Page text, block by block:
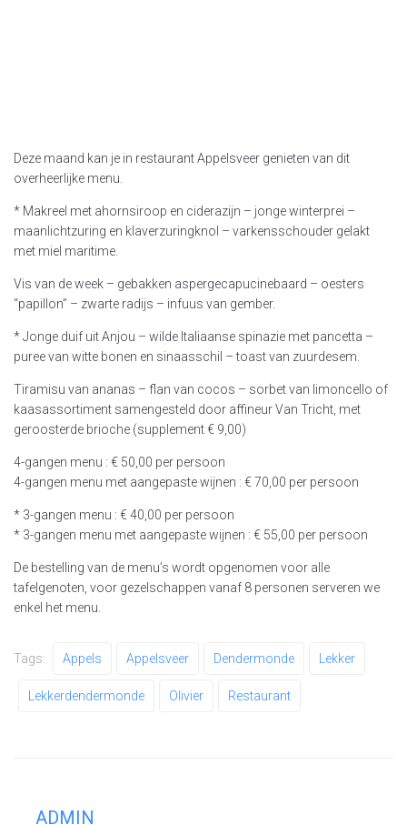
Deze maand kan je in restaurant Appelsveer genieten van dit
overheerlijke menu.
* Makreel met ahornsiroop en ciderazijn – jonge winterprei –
maanlichtzuring en klaverzuringknol – varkensschouder gelakt
met miel maritime.
Vis van de week – gebakken aspergecapucinebaard – oesters
“papillon” – zwarte radijs – infuus van gember.
* Jonge duif uit Anjou – wilde Italiaanse spinazie met pancetta –
puree van witte bonen en sinaasschil – toast van zuurdesem.
Tiramisu van ananas – flan van cocos – sorbet van limoncello of
kaasassortiment samengesteld door affineur Van Tricht, met
geroosterde brioche (supplement € 9,00)
4-gangen menu : € 50,00 per persoon
4-gangen menu met aangepaste wijnen : € 70,00 per persoon
* 3-gangen menu : € 40,00 per persoon
* 3-gangen menu met aangepaste wijnen : € 55,00 per persoon
De bestelling van de menu’s wordt opgenomen voor alle
tafelgenoten, voor gezelschappen vanaf 8 personen serveren we
enkel het menu.
Tags: Appels Appelsveer Dendermonde Lekker
Lekkerdendermonde Olivier Restaurant
ADMIN